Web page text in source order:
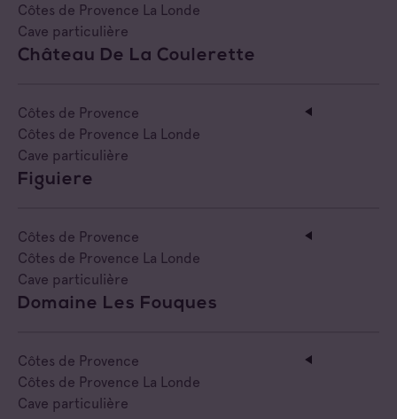
Côtes de Provence La Londe
Cave particulière
Château De La Coulerette
Côtes de Provence
Côtes de Provence La Londe
Cave particulière
Figuiere
Côtes de Provence
Côtes de Provence La Londe
Cave particulière
Domaine Les Fouques
Côtes de Provence
Côtes de Provence La Londe
Cave particulière